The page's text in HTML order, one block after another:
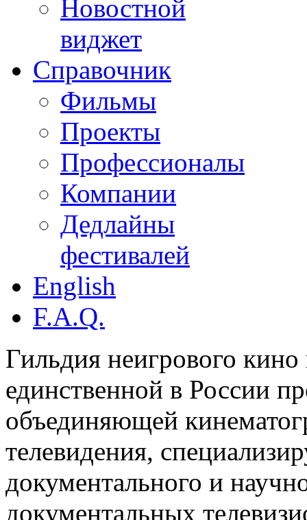
Новостной
виджет
Справочник
Фильмы
Проекты
Профессионалы
Компании
Дедлайны
фестивалей
English
F.A.Q.
Гильдия неигрового кино
единственной в России
объединяющей
телевидения,
документального и
документальных